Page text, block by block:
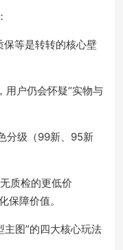
保等是转转的核心壁
用户仍会怀疑“实物与
分级（99新、95新
质检的更低价
保障价值。
图”的四大核心玩法